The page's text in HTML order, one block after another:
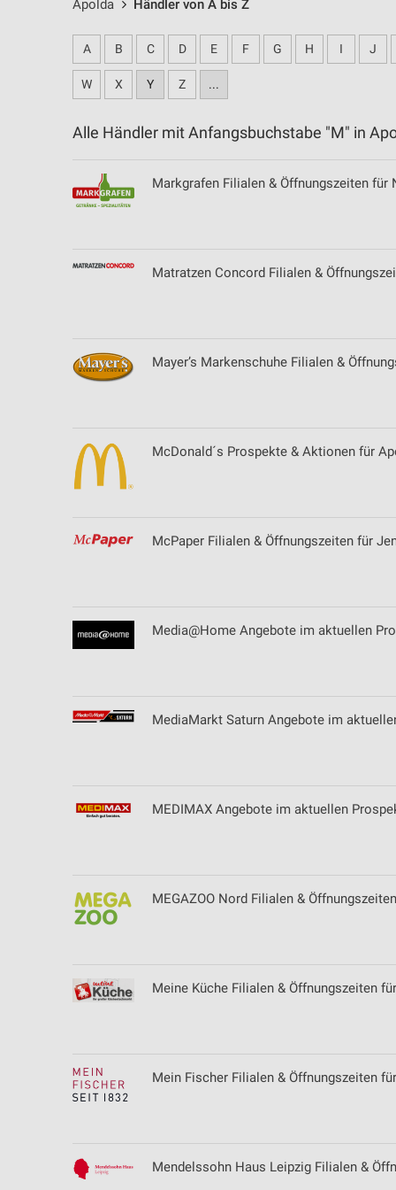
Apolda Händler von A bis Z
A B C D E F G H I J
W X Y Z ...
Alle Händler mit Anfangsbuchstabe "M" in
Markgrafen Filialen & Öffnungszeiten für
Matratzen Concord Filialen &
Mayer’s Markenschuhe Filialen &
McDonald´s Prospekte & Aktionen für
McPaper Filialen & Öffnungszeiten für
Media@Home Angebote im aktuellen
MediaMarkt Saturn Angebote im
MEDIMAX Angebote im aktuellen
MEGAZOO Nord Filialen &
Meine Küche Filialen & Öffnungszeiten
Mein Fischer Filialen & Öffnungszeiten
Mendelssohn Haus Leipzig Filialen &